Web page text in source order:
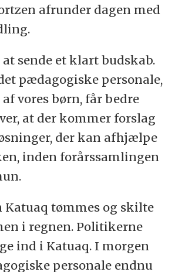
afrunder dagen med
sende et klart budskab.
pædagogiske personale,
vores børn, får bedre
at der kommer forslag
der kan afhjælpe
inden forårssamlingen
Katuaq tømmes og skilte
i regnen. Politikerne
ind i Katuaq. I morgen
personale endnu